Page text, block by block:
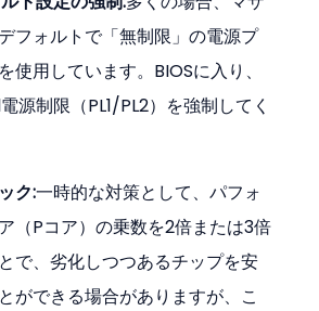
フォルトで「無制限」の電源プ
使用しています。BIOSに入り、
源制限（PL1/PL2）を強制してく
ク:一時的な対策として、パフォ
（Pコア）の乗数を2倍または3倍
で、劣化しつつあるチップを安
ができる場合がありますが、こ